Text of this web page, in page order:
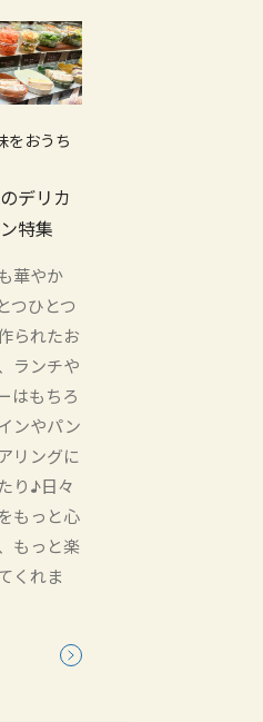
をおうち
デリカ
特集
華やか
つひとつ
られたお
ランチや
はもちろ
ンやパン
リングに
り♪日々
もっと心
もっと楽
くれま